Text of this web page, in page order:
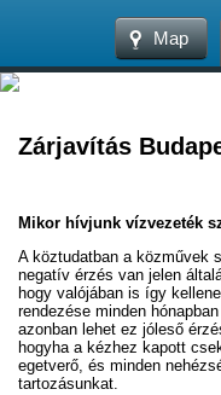
Map
Zárjavítás
Mikor hívjunk vízvezeték
A köztudatban a közművek
negatív érzés van jelen
hogy valójában is így
rendezése minden
azonban lehet ez jóleső
hogyha a kézhez kapott
egetverő, és minden
tartozásunkat.